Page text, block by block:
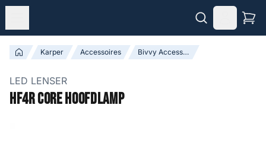
Karper Accessoires Bivvy Accessoires
LED LENSER
HF4R Core Hoofdlamp